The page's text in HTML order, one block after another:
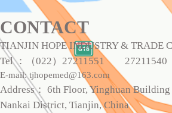
CONTACT
TIANJIN HOPE INDUSTRY & TRADE
Tel：（022 ） 27211551 27211540
E-mail: tjhopemed@163.com
Address： 6th Floor, Yinghuan
Nankai District, Tianjin, China